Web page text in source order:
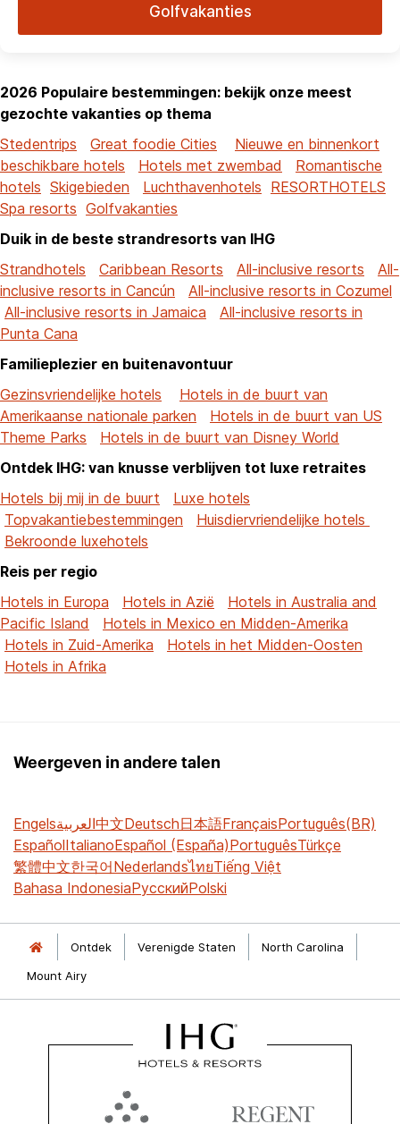
Golfvakanties
2026 Populaire bestemmingen: bekijk onze meest
gezochte vakanties op thema
Stedentrips
Great foodie Cities
Nieuwe en binnenkort
beschikbare hotels
Hotels met zwembad
Romantische
hotels Skigebieden Luchthavenhotels RESORTHOTELS
Spa resorts Golfvakanties
Duik in de beste strandresorts van IHG
Strandhotels
Caribbean Resorts All-inclusive resorts
All-
inclusive resorts in Cancún
All-inclusive resorts in Cozumel
All-inclusive resorts in Jamaica
All-inclusive resorts in
Punta Cana
Familieplezier en buitenavontuur
Gezinsvriendelijke hotels
Hotels in de buurt van
Amerikaanse nationale parken
Hotels in de buurt van US
Theme Parks
Hotels in de buurt van Disney World
Ontdek IHG: van knusse verblijven tot luxe retraites
Hotels bij mij in de buurt
Luxe hotels
Topvakantiebestemmingen
Huisdiervriendelijke hotels
Bekroonde luxehotels
Reis per regio
Hotels in Europa
Hotels in Azië
Hotels in Australia and
Pacific Island
Hotels in Mexico en Midden-Amerika
Hotels in Zuid-Amerika
Hotels in het Midden-Oosten
Hotels in Afrika
Weergeven in andere talen
Engelsالعربية中文Deutsch日本語FrançaisPortuguês(BR)
EspañolItalianoEspañol (España)PortuguêsTürkçe
繁體中文한국어NederlandsไทยTiếng Việt
Bahasa IndonesiaРусскийPolski
Ontdek Verenigde Staten
North Carolina
Mount Airy